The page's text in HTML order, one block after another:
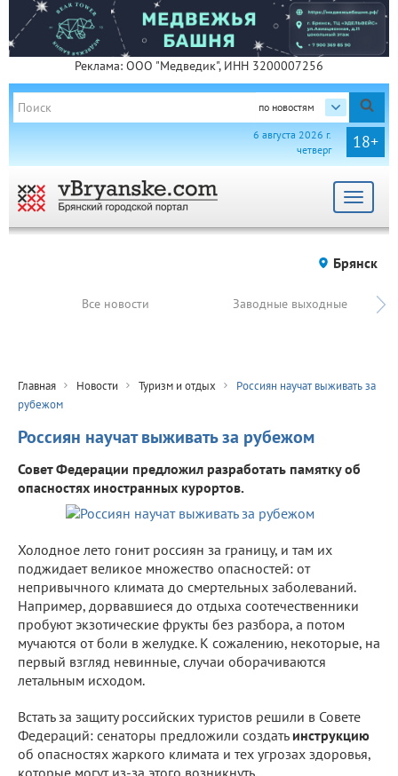
Реклама: ООО "Медведик", ИНН 3200007256
по новостям
18+
6 августа 2026 г.
четверг
Toggle
Брянск
Все новости Заводные выходные
Главная Новости Туризм и отдых
Россиян научат выживать за
рубежом
Россиян научат выживать за рубежом
Совет Федерации предложил разработать памятку об
опасностях иностранных курортов.
Холодное лето гонит россиян за границу, и там их
поджидает великое множество опасностей: от
непривычного климата до смертельных заболеваний.
Например, дорвавшиеся до отдыха соотечественники
пробуют экзотические фрукты без разбора, а потом
мучаются от боли в желудке. К сожалению, некоторые, на
первый взгляд невинные, случаи оборачиваются
летальным исходом.
Встать за защиту российских туристов решили в Совете
Федераций: сенаторы предложили создать инструкцию
об опасностях жаркого климата и тех угрозах здоровья,
которые могут из-за этого возникнуть.